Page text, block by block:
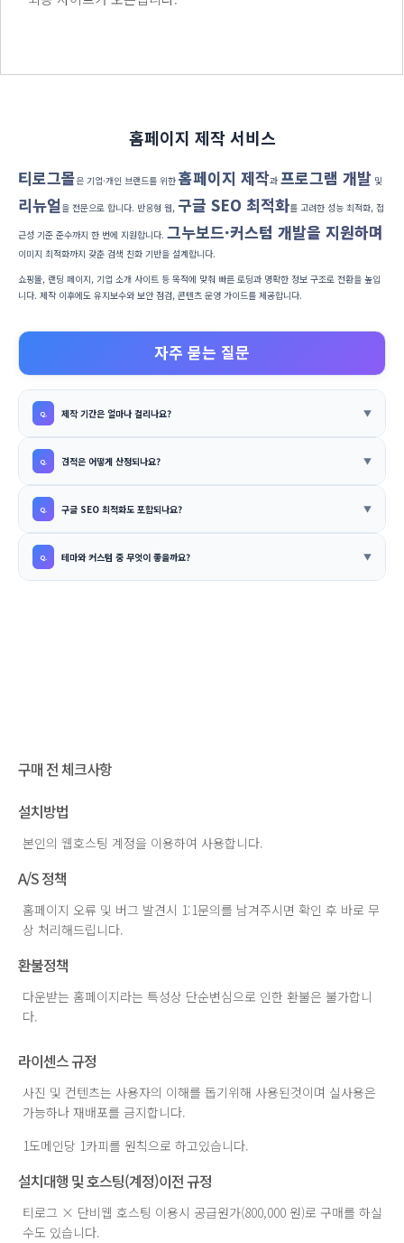
홈페이지 제작 서비스
티로그몰은 기업·개인 브랜드를 위한 홈페이지 제작과 프로그램 개발 및
리뉴얼 을 전문으로 합니다. 반응형 웹, 구글 SEO 최적화를 고려한 성능 최적화, 접
근성 기준 준수까지 한 번에 지원합니다. 그누보드·커스텀 개발을 지원하며
이미지 최적화까지 갖춘 검색 친화 기반을 설계합니다.
쇼핑몰, 랜딩 페이지, 기업 소개 사이트 등 목적에 맞춰 빠른 로딩과 명확한 정보 구조로 전환을 높입
니다. 제작 이후에도 유지보수와 보안 점검, 콘텐츠 운영 가이드를 제공합니다.
자주 묻는 질문
제작 기간은 얼마나 걸리나요?
견적은 어떻게 산정되나요?
구글 SEO 최적화도 포함되나요?
테마와 커스텀 중 무엇이 좋을까요?
구매 전 체크사항
설치방법
본인의 웹호스팅 계정을 이용하여 사용합니다.
A/S 정책
홈페이지 오류 및 버그 발견시 1:1문의를 남겨주시면 확인 후 바로 무
상 처리해드립니다.
환불정책
다운받는 홈페이지라는 특성상 단순변심으로 인한 환불은 불가합니
다.
라이센스 규정
사진 및 컨텐츠는 사용자의 이해를 돕기위해 사용된것이며 실사용은
가능하나 재배포를 금지합니다.
1도메인당 1카피를 원칙으로 하고있습니다.
설치대행 및 호스팅(계정)이전 규정
티로그 × 단비웹 호스팅 이용시 공급원가(800,000 원)로 구매를 하실
수도 있습니다.